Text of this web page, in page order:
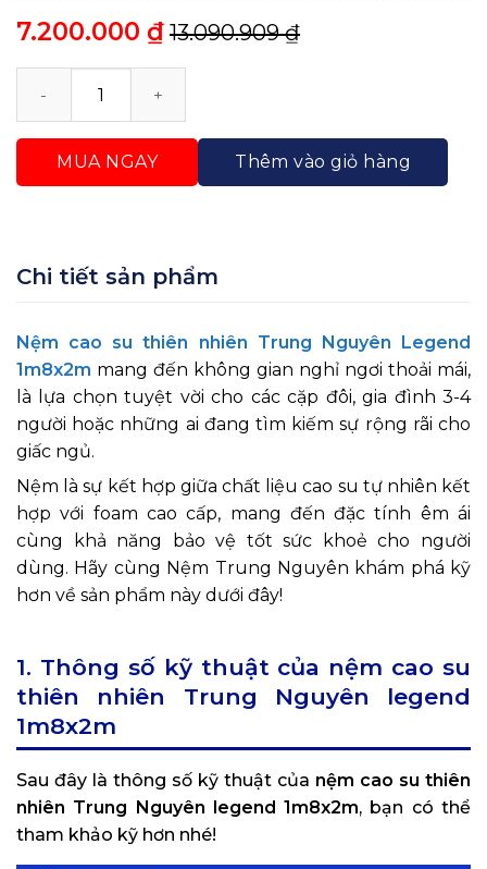
7.200.000 ₫ 13.090.909₫
Nệm Cao Su Thiên Nhiên Trung Nguyên Legend
MUA NGAY Thêm vào giỏ hàng
Chi tiết sản phẩm
Nệm cao su thiên nhiên Trung Nguyên Legend
1m8x2m mang đến không gian nghỉ ngơi thoải mái,
là lựa chọn tuyệt vời cho các cặp đôi, gia đình 3-4
người hoặc những ai đang tìm kiếm sự rộng rãi cho
giấc ngủ.
Nệm là sự kết hợp giữa chất liệu cao su tự nhiên kết
hợp với foam cao cấp, mang đến đặc tính êm ái
cùng khả năng bảo vệ tốt sức khoẻ cho người
dùng. Hãy cùng Nệm Trung Nguyên khám phá kỹ
hơn về sản phẩm này dưới đây!
1. Thông số kỹ thuật của nệm cao su
thiên nhiên Trung Nguyên legend
1m8x2m
Sau đây là thông số kỹ thuật của nệm cao su thiên
nhiên Trung Nguyên legend 1m8x2m, bạn có thể
tham khảo kỹ hơn nhé!